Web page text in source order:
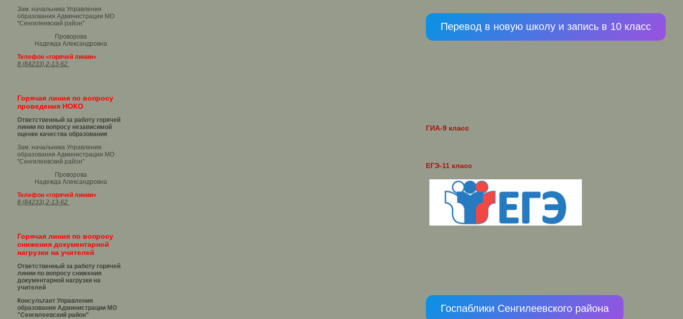
Зам. начальника Управления
образования Администрации МО
"Сенгилеевский район"
Проворова
Надежда Александровна
Телефон «горячей линии»
8 (84233) 2-13-62
Горячая линия по вопросу
проведения НОКО
Ответственный за работу горячей
линии по вопросу независимой
оценке качества образования
Зам. начальника Управления
образования Администрации МО
"Сенгилеевский район"
Проворова
Надежда Александровна
Телефон «горячей линии»
8 (84233) 2-13-62
Горячая линия по вопросу
снижения документарной
нагрузки на учителей
Ответственный за работу горячей
линии по вопросу снижения
документарной нагрузки на
учителей
Консультант Управления
образования Администрации МО
"Сенгилеевский район"
Перевод в новую школу и запись в 10 класс
ГИА-9 класс
ЕГЭ-11 класс
Госпаблики Сенгилеевского района